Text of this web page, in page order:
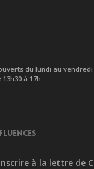
du lundi au vendredi
à 17h
à la lettre de